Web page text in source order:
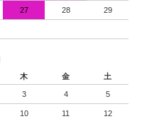
27 28 29
木 金 土
3 4 5
10 11 12